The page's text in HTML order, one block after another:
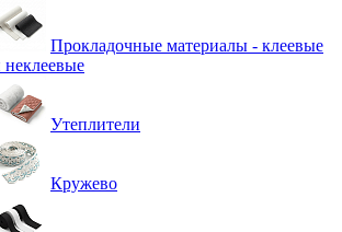
Прокладочные материалы - клеевые
неклеевые
Утеплители
Кружево